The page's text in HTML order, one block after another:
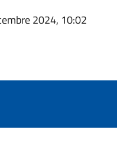
2024, 10:02